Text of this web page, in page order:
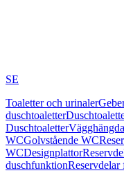
SE
Toaletter och urinaler
duschtoaletter
Duschtoaletter
WCGolvstående WC
WCDesignplattor
duschfunktionReservdelar